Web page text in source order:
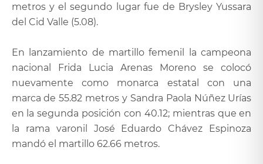
metros y el segundo lugar fue de Brysley Yussara
del Cid Valle (5.08).
En lanzamiento de martillo femenil la campeona
nacional Frida Lucia Arenas Moreno se colocó
nuevamente como monarca estatal con una
marca de 55.82 metros y Sandra Paola Núñez Urías
en la segunda posición con 40.12; mientras que en
la rama varonil José Eduardo Chávez Espinoza
mandó el martillo 62.66 metros.